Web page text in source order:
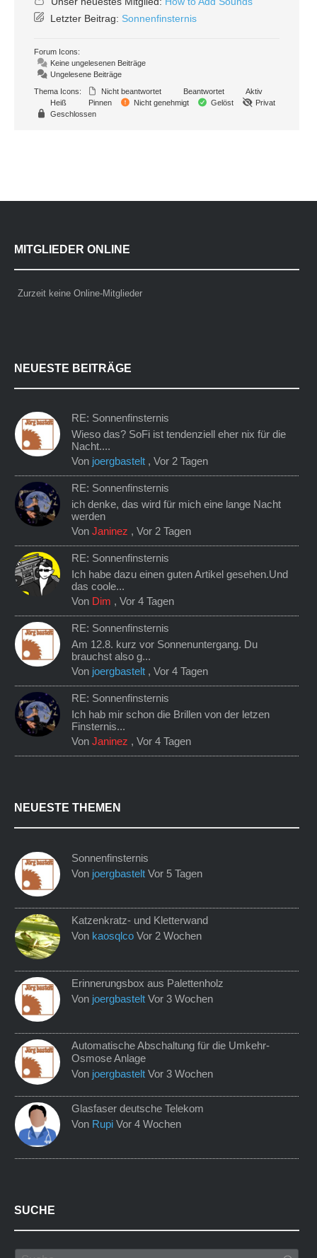
Letzter Beitrag: Sonnenfinsternis
Forum Icons:
Keine ungelesenen Beiträge
Ungelesene Beiträge
Thema Icons:
Nicht beantwortet Beantwortet
Aktiv
Heiß
Pinnen Nicht genehmigt Gelöst
Privat
Geschlossen
MITGLIEDER ONLINE
Zurzeit keine Online-Mitglieder
NEUESTE BEITRÄGE
RE: Sonnenfinsternis
Wieso das? SoFi ist tendenziell eher nix für die
Nacht....
Von joergbastelt ,Vor 2 Tagen
RE: Sonnenfinsternis
ich denke, das wird für mich eine lange Nacht
werden
VonJaninez ,Vor 2 Tagen
RE: Sonnenfinsternis
Ich habe dazu einen guten Artikel gesehen.Und
das coole...
Von Dim ,Vor 4 Tagen
RE: Sonnenfinsternis
Am 12.8. kurz vor Sonnenuntergang. Du
brauchst also g...
Von joergbastelt ,Vor 4 Tagen
RE: Sonnenfinsternis
Ich hab mir schon die Brillen von der letzen
Finsternis...
VonJaninez ,Vor 4 Tagen
NEUESTE THEMEN
Sonnenfinsternis
Von joergbastelt Vor 5 Tagen
Katzenkratz- und Kletterwand
Von kaosqlco Vor 2 Wochen
Erinnerungsbox aus Palettenholz
Von joergbastelt Vor 3 Wochen
Automatische Abschaltung für die Umkehr-
Osmose Anlage
Von joergbastelt Vor 3 Wochen
Glasfaser deutsche Telekom
Von Rupi Vor 4 Wochen
SUCHE